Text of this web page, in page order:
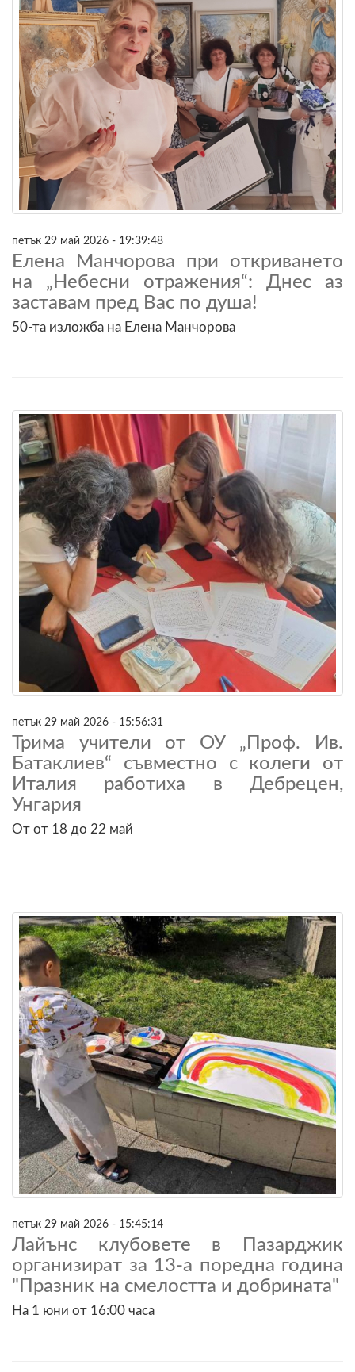
петък 29 май 2026 - 19:39:48
Елена Манчорова при откриването
на „Небесни отражения“: Днес аз
заставам пред Вас по душа!
50-та изложба на Елена Манчорова
петък 29 май 2026 - 15:56:31
Трима учители от ОУ „Проф. Ив.
Батаклиев“ съвместно с колеги от
Италия работиха в Дебрецен,
Унгария
От от 18 до 22 май
петък 29 май 2026 - 15:45:14
Лайънс клубовете в Пазарджик
организират за 13-а поредна година
"Празник на смелостта и добрината"
На 1 юни от 16:00 часа